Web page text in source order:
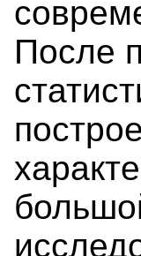
После